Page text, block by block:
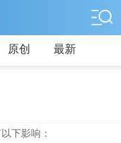
原创 最新
下影响：